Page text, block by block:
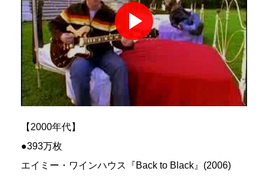
【2000年代】
●393万枚
エイミー・ワインハウス『Back to Black』(2006)